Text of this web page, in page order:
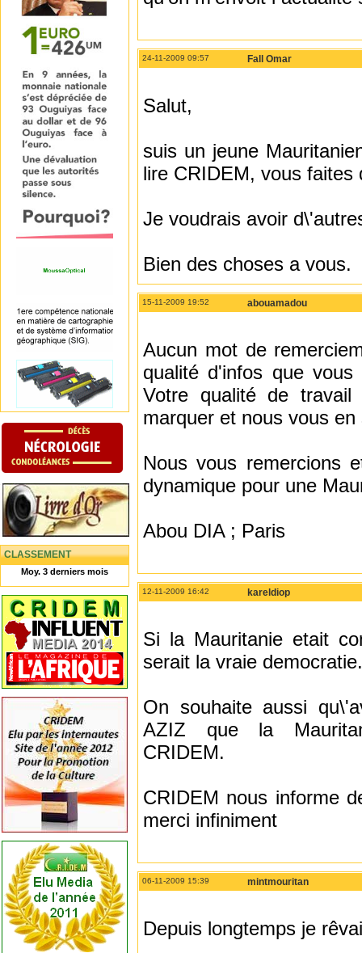
CLASSEMENT
Moy. 3 derniers mois
24-11-2009 09:57 Fall Omar
Salut,
suis un jeune
lire CRIDEM, vous faites
Je voudrais avoir
Bien des choses a vous.
15-11-2009 19:52 abouamadou
Aucun mot de
qualité d'infos que
Votre qualité de
marquer et nous vous
Nous vous remercions
dynamique pour une
Abou DIA ; Paris
12-11-2009 16:42 kareldiop
Si la Mauritanie etait
serait la vraie democratie.
On souhaite aussi
AZIZ que la
CRIDEM.
CRIDEM nous informe
merci infiniment
06-11-2009 15:39 mintmouritan
Depuis longtemps je